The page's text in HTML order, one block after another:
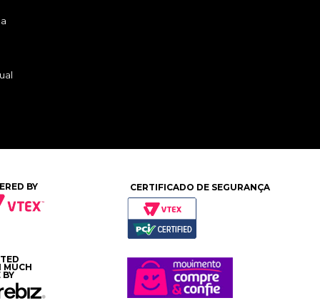
BY
MUCH
BY
CERTIFICADO DE SEGURANÇA